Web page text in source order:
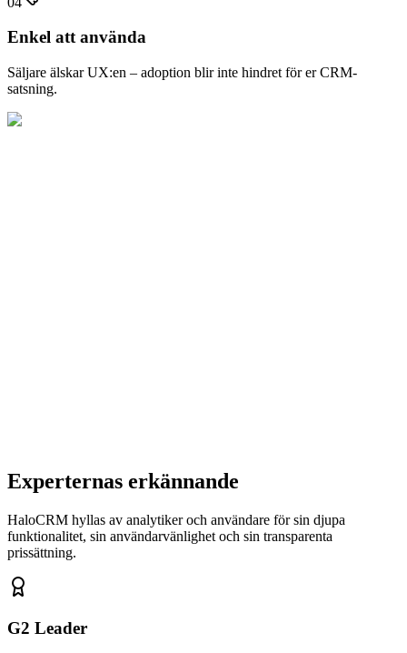
Enkel att använda
Säljare älskar UX:en – adoption blir inte hindret för er CRM-
satsning.
Experternas erkännande
HaloCRM hyllas av analytiker och användare för sin djupa
funktionalitet, sin användarvänlighet och sin transparenta
prissättning.
G2 Leader